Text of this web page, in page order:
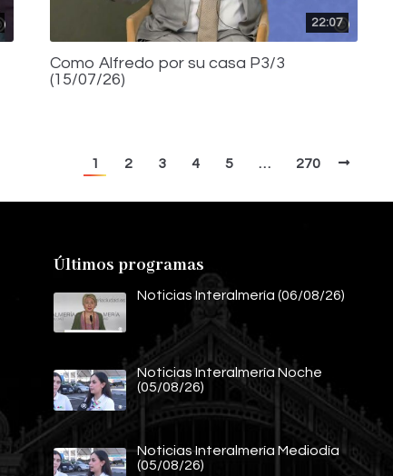
22:07
Como Alfredo por su casa P3/3
(15/07/26)
1 2 3 4 5 … 270
Últimos programas
Noticias Interalmería (06/08/26)
Noticias Interalmería Noche
(05/08/26)
Noticias Interalmería Mediodía
(05/08/26)